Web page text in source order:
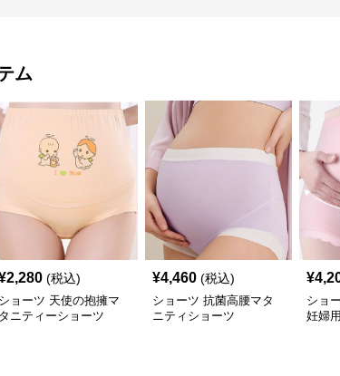
ム
2,280 (税込)
ショーツ 天使の抱擁マ
タニティーショーツ
¥4,460 (税込)
ショーツ 抗菌高腰マタ
ニティショーツ
¥
ショ
妊婦